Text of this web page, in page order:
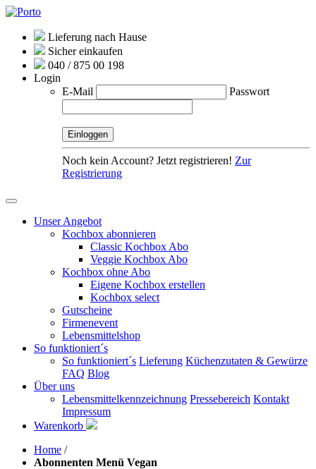
Lieferung nach Hause
Sicher einkaufen
040 / 875 00 198
Login
E-Mail
Passwort
Noch kein Account? Jetzt registrieren! Zur
Registrierung
Unser Angebot
Kochbox abonnieren
Classic Kochbox Abo
Veggie Kochbox Abo
Kochbox ohne Abo
Eigene Kochbox erstellen
Kochbox select
Gutscheine
Firmenevent
Lebensmittelshop
So funktioniert´s
So funktioniert´s Lieferung Küchenzutaten & Gewürze
FAQ Blog
Über uns
Lebensmittelkennzeichnung Pressebereich Kontakt
Impressum
Warenkorb
Home /
Abonnenten Menü Vegan